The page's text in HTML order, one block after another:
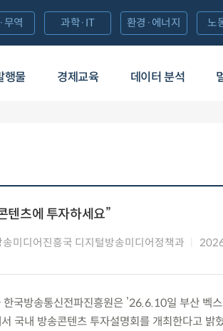
행물 경제교육 데이터 분석
무역 과학·IT 환경·에너지 노
텐츠에 투자하세요”
미디어진흥국 디지털방송미디어정책과
국방송통신전파진흥원은 ’26.6.10일 부산 벡
국내 방송콘텐츠 투자설명회를 개최한다고 밝